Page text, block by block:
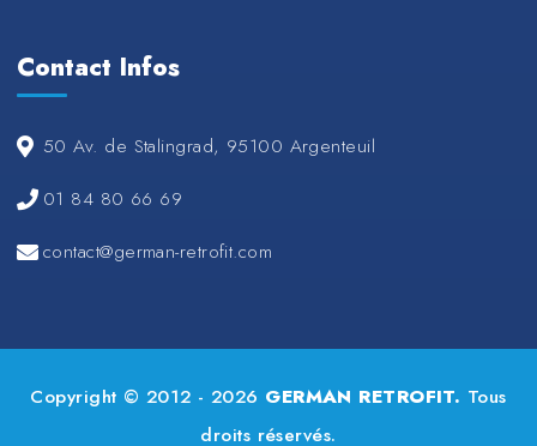
Contact Infos
50 Av. de Stalingrad, 95100 Argenteuil
01 84 80 66 69
contact@german-retrofit.com
Copyright © 2012 - 2026 GERMAN RETROFIT. Tous
droits réservés.